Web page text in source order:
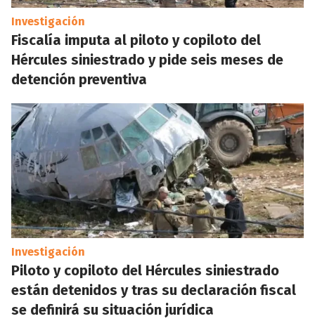
Investigación
Fiscalía imputa al piloto y copiloto del
Hércules siniestrado y pide seis meses de
detención preventiva
Investigación
Piloto y copiloto del Hércules siniestrado
están detenidos y tras su declaración fiscal
se definirá su situación jurídica